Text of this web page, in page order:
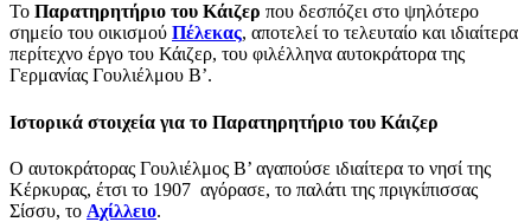
Το Παρατηρητήριο του Κάιζερ που δεσπόζει στο ψηλότερο
σημείο του οικισμού Πέλεκας, αποτελεί το τελευταίο και ιδιαίτερα
περίτεχνο έργο του Κάιζερ, του φιλέλληνα αυτοκράτορα της
Γερμανίας Γουλιέλμου Β’.
Ιστορικά στοιχεία για το Παρατηρητήριο του Κάιζερ
Ο αυτοκράτορας Γουλιέλμος Β’ αγαπούσε ιδιαίτερα το νησί της
Κέρκυρας, έτσι το 1907 αγόρασε, το παλάτι της πριγκίπισσας
Σίσσυ, το Αχίλλειο.